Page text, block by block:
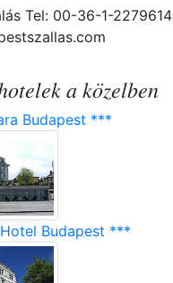
Tel: 00-36-1-2279614
a közelben
Budapest ***
Budapest ***